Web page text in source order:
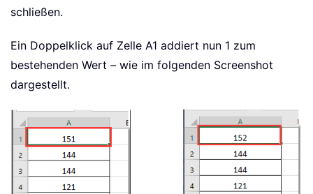
schließen.
Ein Doppelklick auf Zelle A1 addiert nun 1 zum
bestehenden Wert – wie im folgenden Screenshot
dargestellt.